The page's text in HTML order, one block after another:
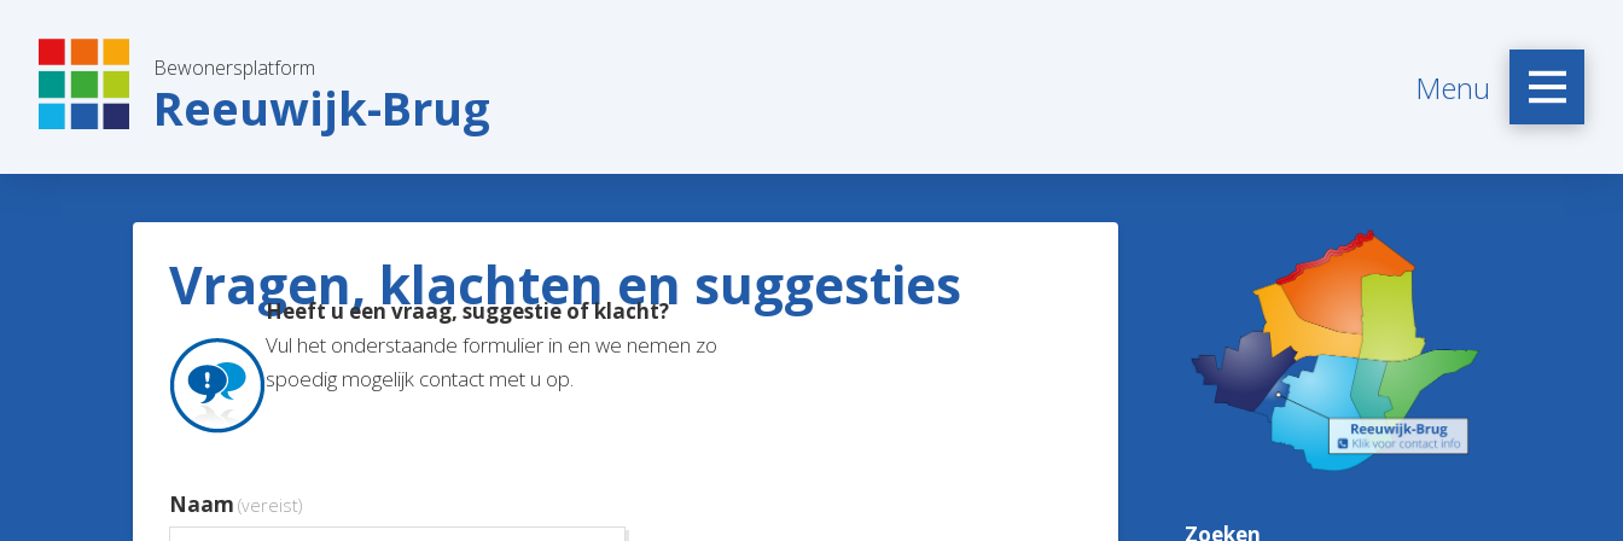
Bewonersplatform
Reeuwijk-Brug Menu
Vragen, klachten en suggesties
Naam (vereist)
Heeft u een vraag, suggestie of klacht?
Vul het onderstaande formulier in en we nemen zo
spoedig mogelijk contact met u op.
Zoeken